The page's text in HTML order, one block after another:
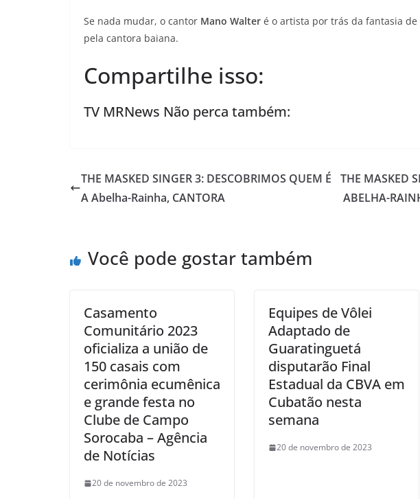
Se nada mudar, o cantor Mano Walter é o artista por trás da fantasia
pela cantora baiana.
Compartilhe isso:
TV MRNews Não perca também:
THE MASKED SINGER 3: DESCOBRIMOS QUEM É
A Abelha-Rainha, CANTORA
THE MASKED
ABELHA-
Você pode gostar também
Casamento
Comunitário 2023
oficializa a união de
150 casais com
cerimônia ecumênica
e grande festa no
Clube de Campo
Sorocaba – Agência
de Notícias
20 de novembro de 2023
Equipes de Vôlei
Adaptado de
Guaratinguetá
disputarão Final
Estadual da CBVA em
Cubatão nesta
semana
20 de novembro de 2023